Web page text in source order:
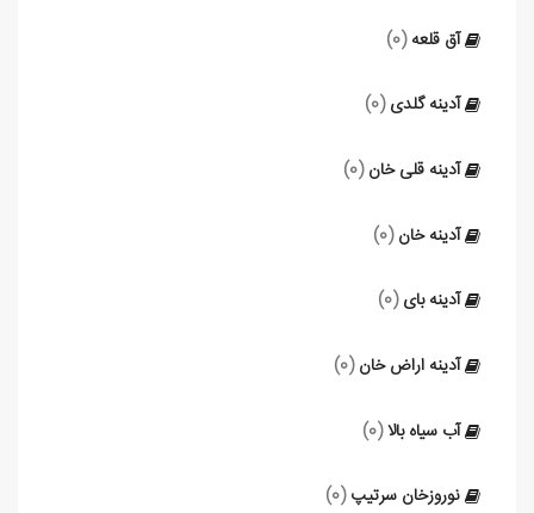
آق‌ قلعه (0)
آدینه گلدی (0)
آدینه‌ قلی‌ خان (0)
آدینه‌ خان (0)
آدینه بای (0)
آدینه‌ اراض‌ خان (0)
آب سیاه‌ بالا(0)
نوروزخان سرتیپ (0)